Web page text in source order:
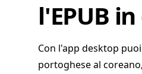
l'EPUB
Con l'app desktop
portoghese al